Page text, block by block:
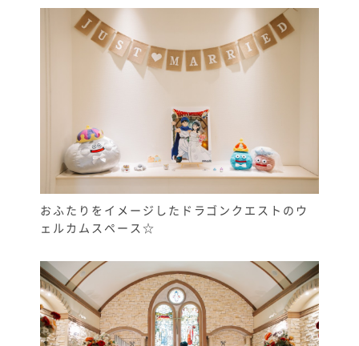
おふたりをイメージしたドラゴンクエストのウ
ェルカムスペース☆